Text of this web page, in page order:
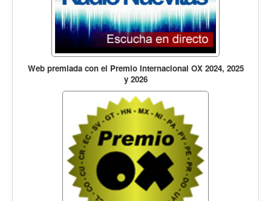
Web premiada con el Premio Internacional OX 2024, 2025
y 2026